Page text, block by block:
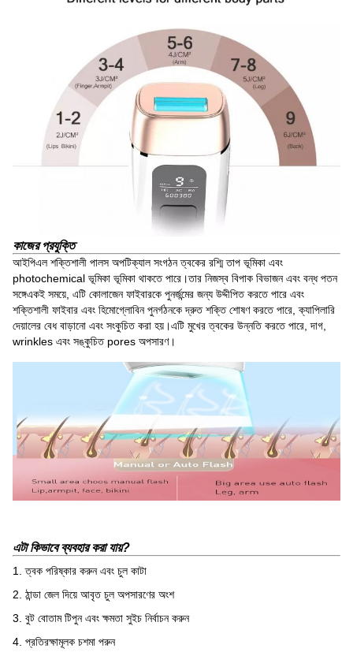
কাজের প্রযুক্তি
আইপিএল শক্তিশালী পালস অপটিক্যাল সংগঠন ত্বকের রশ্মি তাপ ভূমিকা এবং
photochemical ভূমিকা ভূমিকা থাকতে পারে।তার নিজস্ব বিপাক বিভাজন এবং বন্ধ পতন
সঙ্গেএকই সময়ে, এটি কোলাজেন ফাইবারকে পুনর্জন্মের জন্য উদ্দীপিত করতে পারে এবং
শক্তিশালী ফাইবার এবং হিমোগ্লোবিন পুনর্গঠনকে দ্রুত শক্তি শোষণ করতে পারে, ক্যাপিলারি
দেয়ালের বেধ বাড়ানো এবং সংকুচিত করা হয়।এটি মুখের ত্বকের উন্নতি করতে পারে, দাগ,
wrinkles এবং সঙ্কুচিত pores অপসারণ।
এটা কিভাবে ব্যবহার করা যায়?
1. ত্বক পরিষ্কার করুন এবং চুল কাটা
2. ঠান্ডা জেল দিয়ে আবৃত চুল অপসারণের অংশ
3. বুট বোতাম টিপুন এবং ক্ষমতা সুইচ নির্বাচন করুন
4. প্রতিরক্ষামূলক চশমা পরুন